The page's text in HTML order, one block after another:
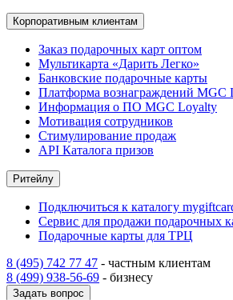
Корпоративным клиентам
Заказ подарочных карт оптом
Мультикарта «Дарить Легко»
Банковские подарочные карты
Платформа вознаграждений MGC
Информация о ПО MGC Loyalty
Мотивация сотрудников
Стимулирование продаж
API Каталога призов
Ритейлу
Подключиться к каталогу
Сервис для продажи подарочных
Подарочные карты для ТРЦ
8 (495) 742 77 47 - частным клиентам
8 (499) 938-56-69 - бизнесу
Задать вопрос